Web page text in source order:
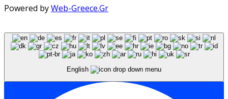
Powered byWeb-Greece.Gr
English